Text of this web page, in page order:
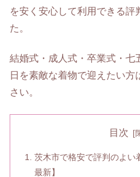
を安く安心して利用できる評
た。
結婚式・成人式・卒業式・七
日を素敵な着物で迎えたい
さい。
目次
茨木市で格安で評判のよ
最新】